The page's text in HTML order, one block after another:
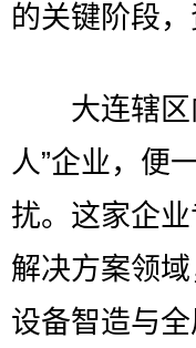
的关键阶段
大连辖区
人”企业，便
扰。这家企
解决方案领
设备智造与